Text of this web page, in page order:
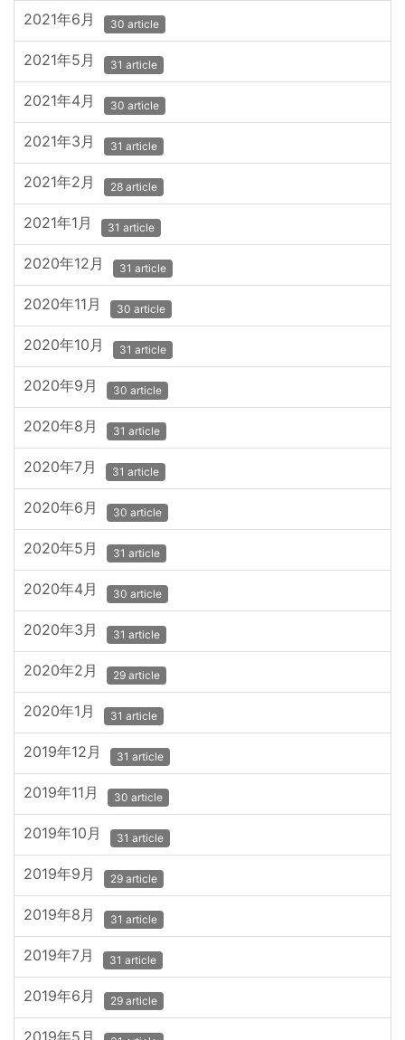
2021年6月 30 article
2021年5月 31 article
2021年4月 30 article
2021年3月 31 article
2021年2月 28 article
2021年1月 31 article
2020年12月 31 article
2020年11月 30 article
2020年10月 31 article
2020年9月 30 article
2020年8月 31 article
2020年7月 31 article
2020年6月 30 article
2020年5月 31 article
2020年4月 30 article
2020年3月 31 article
2020年2月 29 article
2020年1月 31 article
2019年12月 31 article
2019年11月 30 article
2019年10月 31 article
2019年9月 29 article
2019年8月 31 article
2019年7月 31 article
2019年6月 29 article